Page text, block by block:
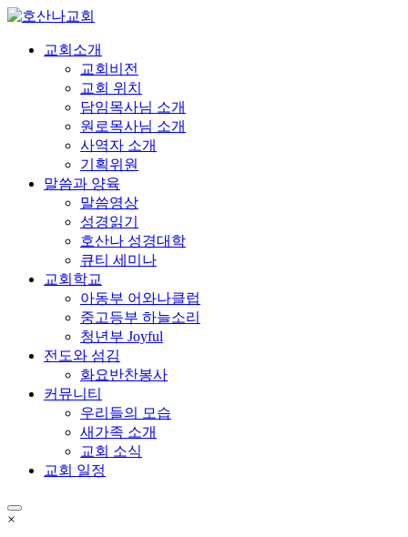
교회소개
교회비전
교회 위치
담임목사님 소개
원로목사님 소개
사역자 소개
기획위원
말씀과 양육
말씀영상
성경읽기
호산나 성경대학
큐티 세미나
교회학교
아동부 어와나클럽
중고등부 하늘소리
청년부 Joyful
전도와 섬김
화요반찬봉사
커뮤니티
우리들의 모습
새가족 소개
교회 소식
교회 일정
×